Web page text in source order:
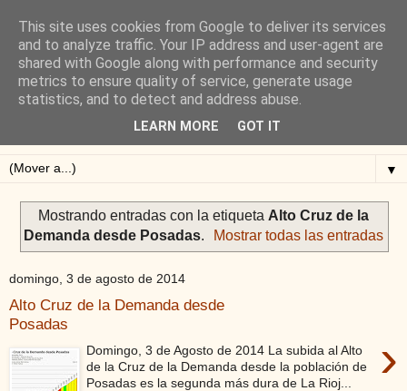
Blog de Alejandro San
Vicente
Blog sobre ciclismo: perfiles y altimetrías.
▼
Mostrando entradas con la etiqueta Alto Cruz de la
Demanda desde Posadas. Mostrar todas las entradas
domingo, 3 de agosto de 2014
Alto Cruz de la Demanda desde
Posadas
›
Domingo, 3 de Agosto de 2014 La subida al Alto
de la Cruz de la Demanda desde la población de
Posadas es la segunda más dura de La Rioj...
This site uses cookies from Google to deliver its services
and to analyze traffic. Your IP address and user-agent are
shared with Google along with performance and security
metrics to ensure quality of service, generate usage
statistics, and to detect and address abuse.
LEARN MORE GOT IT